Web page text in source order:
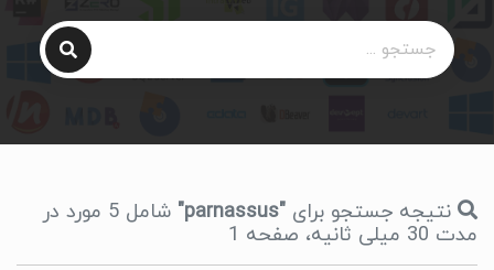
نتیجه جستجو برای "parnassus"
شامل 5 مورد در
مدت 30 میلی ثانیه، صفحه 1